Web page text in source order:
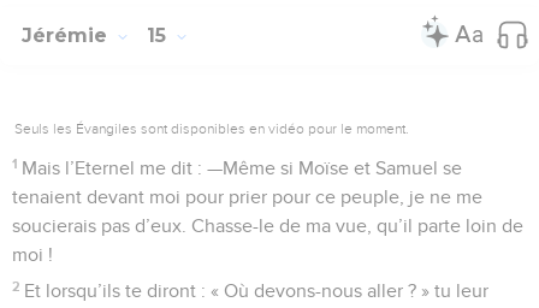
Jérémie 15
Seuls les Évangiles sont disponibles en vidéo pour le moment.
1 Mais l’Eternel me dit : —Même si Moïse et Samuel se
tenaient devant moi pour prier pour ce peuple, je ne me
soucierais pas d’eux. Chasse-le de ma vue, qu’il parte loin de
moi !
2 Et lorsqu’ils te diront : « Où devons-nous aller ? » tu leur